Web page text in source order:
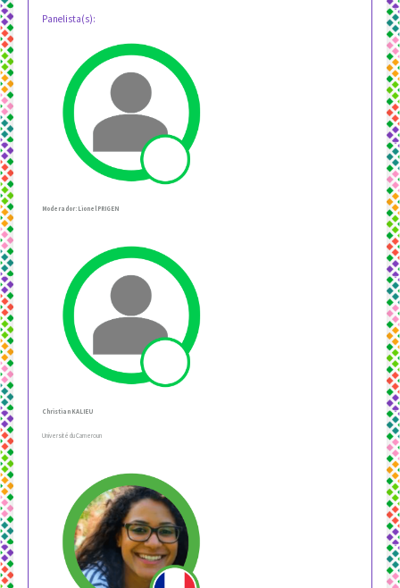
Panelista(s):
Moderador: Lionel PRIGEN
Christian KALIEU
Université du Cameroun